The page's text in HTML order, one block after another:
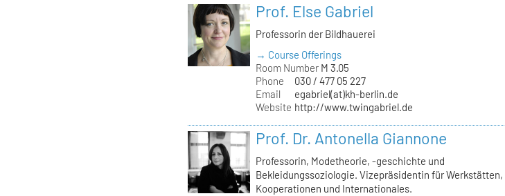
Prof. Else Gabriel
Professorin der Bildhauerei
→ Course Offerings
Room Number M 3.05
Phone
030 / 477 05 227
Email
egabriel(at)kh-berlin.de
Website http://www.twingabriel.de
Prof. Dr. Antonella Giannone
Professorin, Modetheorie, -geschichte und
Bekleidungssoziologie. Vizepräsidentin für Werkstätten,
Kooperationen und Internationales.